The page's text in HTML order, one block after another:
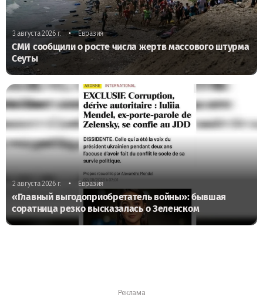
3 августа 2026 г. • Евразия
СМИ сообщили о росте числа жертв массового штурма
Сеуты
2 августа 2026 г. • Евразия
«Главный выгодоприобретатель войны»: бывшая
соратница резко высказалась о Зеленском